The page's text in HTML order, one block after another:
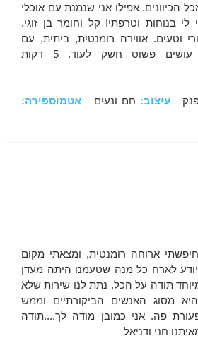
הכיוונים. אפילו אני שנמנת עם אוכלי
בנוחות וטרפתי! קל וחומר בן זוגי,
וטעים. אווירה רומנטית, ביתית, עם
נרות ותפאורה מפנקת עושים פשוט חשק לעוד. 5 דקות
עיצוב: חם ונעים אטמוספירה:
30 של חני חיפשתי ארוחה רומנטית, ומצאתי מקום
לארח כל מנה שטעמנו היתה מעדן
תודה על הכל. נתת לנו שירות שלא
מסוג האנשים הביקורתיים וממש
פה. אני כמובן מודה לך....תודה
חני ודניאל